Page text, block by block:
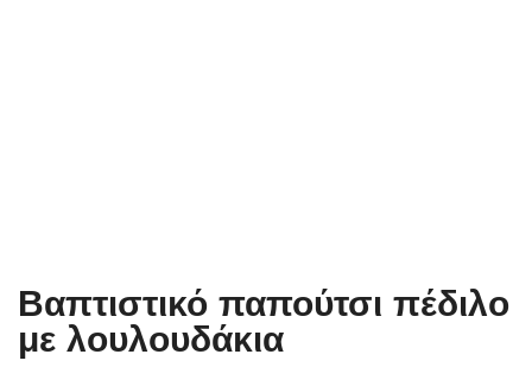
Βαπτιστικό παπούτσι πέδιλο
με λουλουδάκια